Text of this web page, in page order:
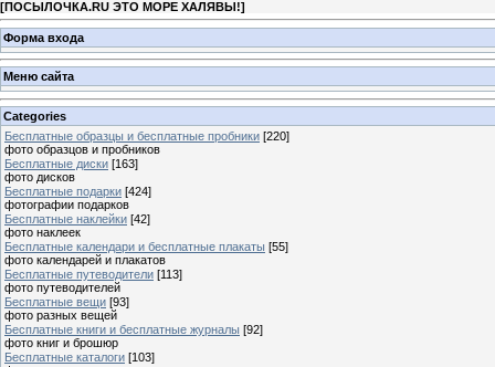
[ПОСЫЛОЧКА.RU ЭТО МОРЕ ХАЛЯВЫ!]
Форма входа
Меню сайта
Categories
Бесплатные образцы и бесплатные пробники [220]
фото образцов и пробников
Бесплатные диски [163]
фото дисков
Бесплатные подарки [424]
фотографии подарков
Бесплатные наклейки [42]
фото наклеек
Бесплатные календари и бесплатные плакаты [55]
фото календарей и плакатов
Бесплатные путеводители [113]
фото путеводителей
Бесплатные вещи [93]
фото разных вещей
Бесплатные книги и бесплатные журналы [92]
фото книг и брошюр
Бесплатные каталоги [103]